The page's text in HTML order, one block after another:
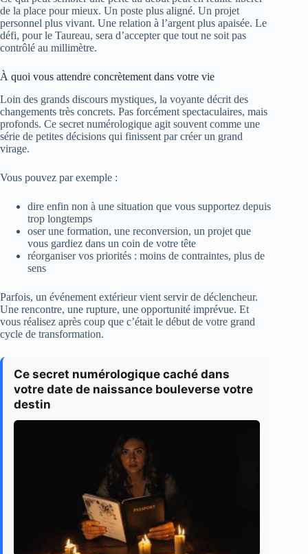
de la place pour mieux. Un poste plus aligné. Un projet
personnel plus vivant. Une relation à l’argent plus apaisée. Le
défi, pour le Taureau, sera d’accepter que tout ne soit pas
contrôlé au millimètre.
À quoi vous attendre concrètement dans votre vie
Loin des grands discours mystiques, la voyante décrit des
changements très concrets. Pas forcément spectaculaires, mais
profonds. Ce secret numérologique agit souvent comme une
série de petites décisions qui finissent par créer un grand
virage.
Vous pouvez par exemple :
dire enfin non à une situation que vous supportez depuis
trop longtemps
oser une formation, une reconversion, un projet que
vous gardiez dans un coin de votre tête
réorganiser vos priorités : moins de contraintes, plus de
sens
Parfois, un événement extérieur vient servir de déclencheur.
Une rencontre, une rupture, une opportunité imprévue. Et
vous réalisez après coup que c’était le début de votre grand
cycle de transformation.
Ce secret numérologique caché dans
votre date de naissance bouleverse votre
destin